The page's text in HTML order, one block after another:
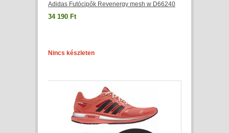
Adidas Futócipők Revenergy mesh w D66240
34 190 Ft
Nincs készleten